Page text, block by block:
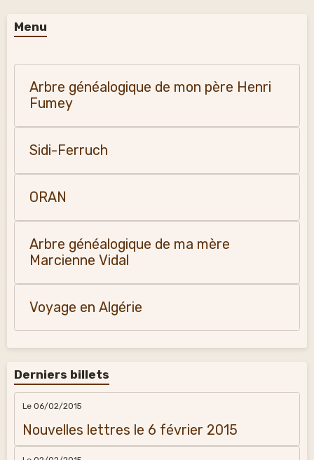
Menu
Arbre généalogique de mon père Henri
Fumey
Sidi-Ferruch
ORAN
Arbre généalogique de ma mère
Marcienne Vidal
Voyage en Algérie
Derniers billets
Le 06/02/2015
Nouvelles lettres le 6 février 2015